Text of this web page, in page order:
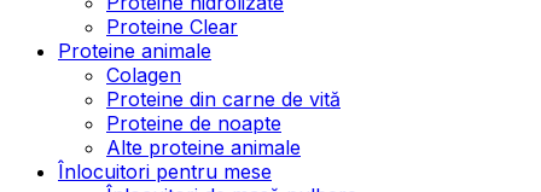
Proteine Clear
Proteine animale
Colagen
Proteine din carne de vită
Proteine de noapte
Alte proteine animale
Înlocuitori pentru mese